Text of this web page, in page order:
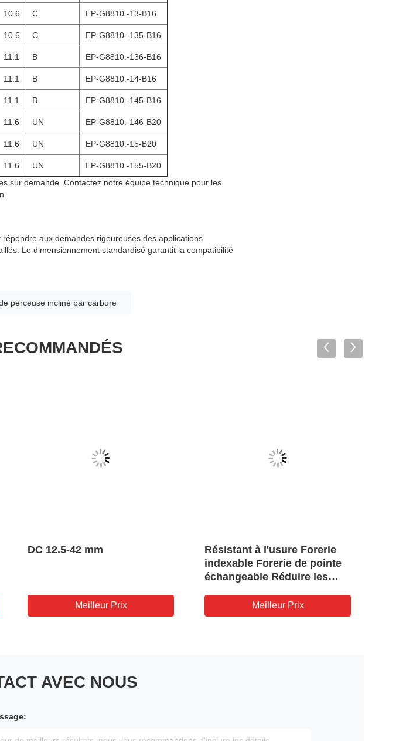
10.6 C EP-G8810.-13-B16
10.6 C EP-G8810.-135-B16
11.1 B EP-G8810.-136-B16
11.1 B EP-G8810.-14-B16
11.1 B EP-G8810.-145-B16
11.6 UN EP-G8810.-146-B20
11.6 UN EP-G8810.-15-B20
11.6 UN
EP-G8810.-155-B20
sur demande. Contactez notre équipe technique pour les
aux demandes rigoureuses des applications
Le dimensionnement standardisé garantit la compatibilité
perceuse incliné par carbure
DC 12.5-42 mm
Meilleur Prix
Résistant à l'usure Forerie
indexable Forerie de pointe
échangeable Réduire les
Meilleur Prix
AVEC NOUS